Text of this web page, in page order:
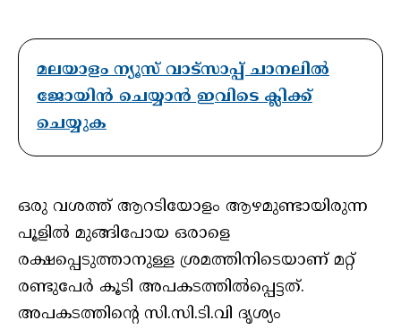
മലയാളം ന്യൂസ് വാട്സാപ്പ് ചാനലിൽ
ജോയിൻ ചെയ്യാൻ ഇവിടെ ക്ലിക്ക്
ചെയ്യുക
ഒരു വശത്ത് ആറടിയോളം ആഴമുണ്ടായിരുന്ന
പൂളിൽ മുങ്ങിപോയ ഒരാളെ
രക്ഷപ്പെടുത്താനുള്ള ശ്രമത്തിനിടെയാണ് മറ്റ്
രണ്ടുപേർ കൂടി അപകടത്തിൽപ്പെട്ടത്.
അപകടത്തിന്റെ സി.സി.ടി.വി ദൃശ്യം